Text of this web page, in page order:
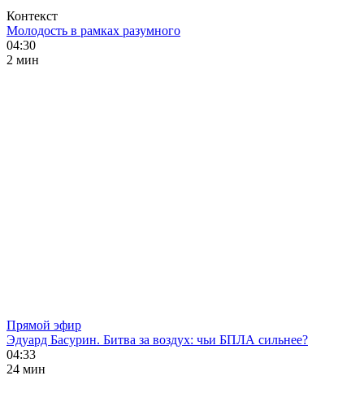
Контекст
Молодость в рамках разумного
04:30
2 мин
Прямой эфир
Эдуард Басурин. Битва за воздух: чьи БПЛА сильнее?
04:33
24 мин